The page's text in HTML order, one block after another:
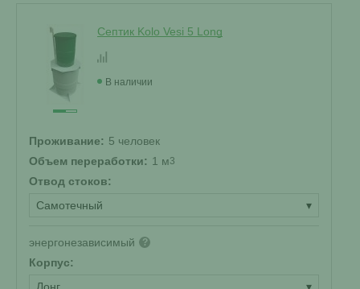
Септик Kolo Vesi 5 Long
В наличии
Проживание: 5 человек
Объем переработки: 1 м3
Отвод стоков:
Самотечный
▾
энергонезависимый ?
Корпус: